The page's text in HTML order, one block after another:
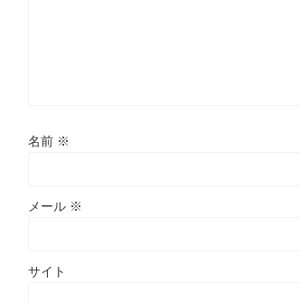
名前 ※
メール ※
サイト